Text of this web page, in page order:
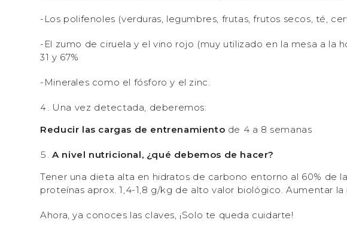
-Los polifenoles (verduras, legumbres, frutas, frutos secos, té,
-El zumo de ciruela y el vino rojo (muy utilizado en la mesa a la
31 y 67%
-Minerales como el fósforo y el zinc.
Una vez detectada, deberemos:
Reducir las cargas de entrenamiento de 4 a 8 semanas
A nivel nutricional, ¿qué debemos de hacer?
Tener una dieta alta en hidratos de carbono entorno al 60% de
proteínas aprox. 1,4-1,8 g/kg de alto valor biológico. Aumentar
Ahora, ya conoces las claves, ¡Solo te queda cuidarte!